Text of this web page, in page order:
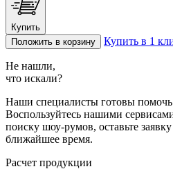
Купить
Положить в корзину
Купить в 1
Не нашли,
что искали?
Наши специалисты готовы
Воспользуйтесь нашими
поиску шоу-румов, оставьте
ближайшее время.
Расчет продукции